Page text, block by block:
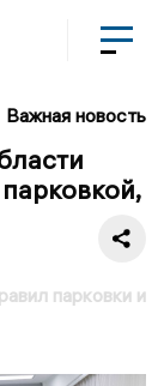
Важная новость
парковки и